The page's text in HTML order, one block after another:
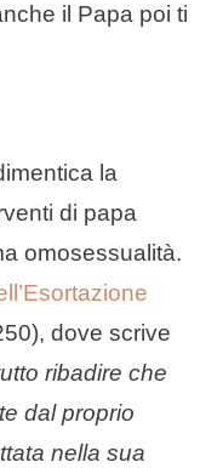
il Papa poi ti
la
di papa
omosessualità.
dove scrive
ribadire che
dal proprio
nella sua